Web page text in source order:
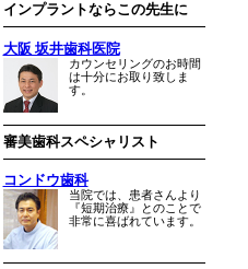
インプラントならこの先生に
大阪 坂井歯科医院
カウンセリングのお時間
は十分にお取り致しま
す。
審美歯科スペシャリスト
コンドウ歯科
当院では、患者さんより
『短期治療』とのことで
非常に喜ばれています。